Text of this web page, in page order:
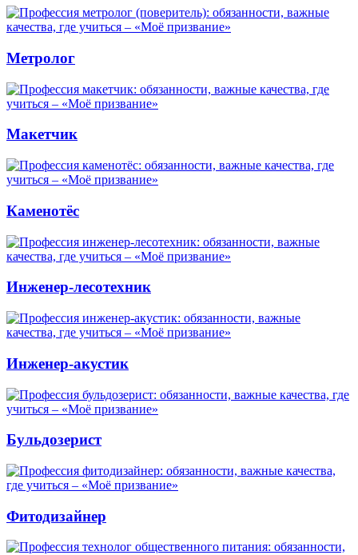
Метролог
Макетчик
Каменотёс
Инженер-лесотехник
Инженер-акустик
Бульдозерист
Фитодизайнер